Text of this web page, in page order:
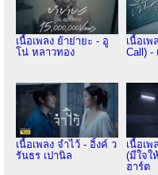
เนื้อเพลง ย้าย่ายะ - อู
โน่ หลาวทอง
เนื้อเพ
Call) -
เนื้อเพลง จำไว้ - อิ้งค์ ว
รันธร เปานิล
เนื้อเพ
(มีใจใ
ฮาร์ต